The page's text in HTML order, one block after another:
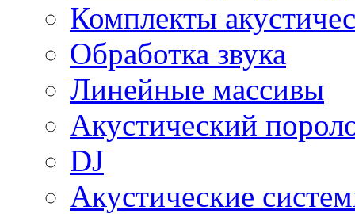
Комплекты
Обработка звука
Линейные массивы
Акустический
DJ
Акустические